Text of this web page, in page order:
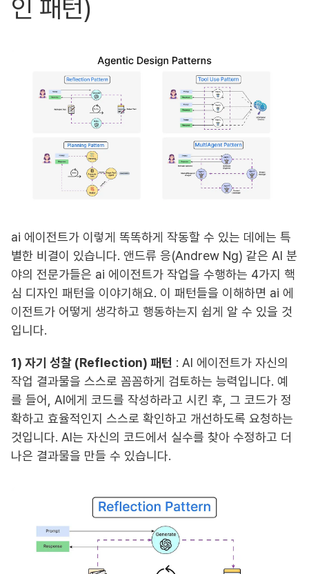
인 패턴)
ai 에이전트가 이렇게 똑똑하게 작동할 수 있는 데에는 특
별한 비결이 있습니다. 앤드류 응(Andrew Ng) 같은 AI 분
야의 전문가들은 ai 에이전트가 작업을 수행하는 4가지 핵
심 디자인 패턴을 이야기해요. 이 패턴들을 이해하면 ai 에
이전트가 어떻게 생각하고 행동하는지 쉽게 알 수 있을 것
입니다.
1) 자기 성찰 (Reflection) 패턴 : AI 에이전트가 자신의
작업 결과물을 스스로 꼼꼼하게 검토하는 능력입니다. 예
를 들어, AI에게 코드를 작성하라고 시킨 후, 그 코드가 정
확하고 효율적인지 스스로 확인하고 개선하도록 요청하는
것입니다. AI는 자신의 코드에서 실수를 찾아 수정하고 더
나은 결과물을 만들 수 있습니다.